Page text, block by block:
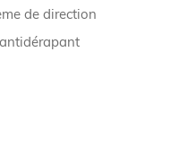
de direction